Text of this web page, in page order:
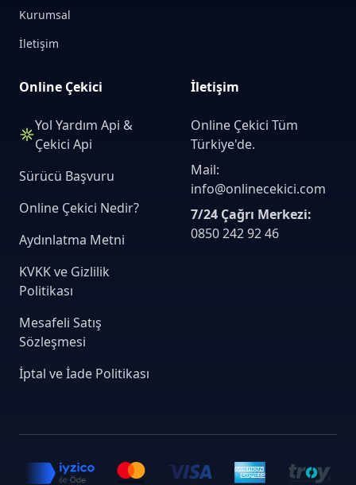
Kurumsal
İletişim
Online Çekici
Yol Yardım Api &
Çekici Api
Sürücü Başvuru
Online Çekici Nedir?
Aydınlatma Metni
KVKK ve Gizlilik
Politikası
Mesafeli Satış
Sözleşmesi
İptal ve İade Politikası
İletişim
Online Çekici Tüm
Türkiye'de.
Mail:
info@onlinecekici.com
7/24 Çağrı Merkezi:
0850 242 92 46